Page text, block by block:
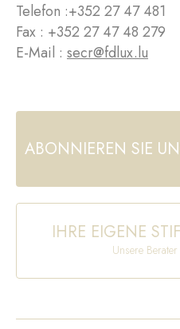
Telefon :+352 27 47 481
Fax : +352 27 47 48 279
E-Mail : secr@fdlux.lu
ABONNIEREN SIE
IHRE EIGENE
Unsere